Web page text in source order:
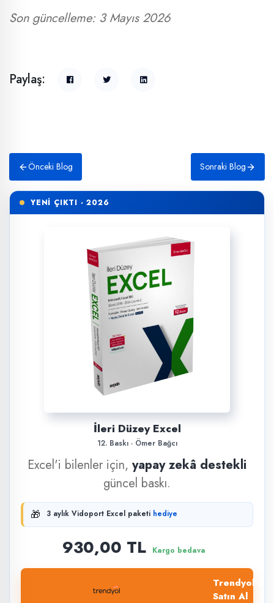
Son güncelleme: 3 Mayıs 2026
Paylaş:
Önceki Blog Sonraki Blog
YENİ ÇIKTI · 2026
İleri Düzey Excel
12. Baskı · Ömer Bağcı
Excel'i bilenler için, yapay zekâ destekli
güncel baskı.
🎁 3 aylık Vidoport Excel paketi hediye
930,00 TL Kargo bedava
Trendyol'dan
Satın Al